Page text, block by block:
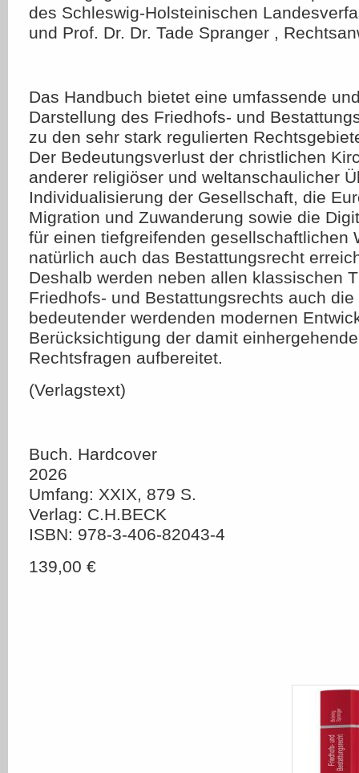
des Schleswig-Holsteinischen
und Prof. Dr. Dr. Tade Spranger ,
Das Handbuch bietet eine umfassende
Darstellung des Friedhofs- und
zu den sehr stark regulierten
Der Bedeutungsverlust der christlichen
anderer religiöser und weltanschaulicher
Individualisierung der Gesellschaft, die
Migration und Zuwanderung sowie die
für einen tiefgreifenden gesellschaftlichen
natürlich auch das Bestattungsrecht
Deshalb werden neben allen klassischen
Friedhofs- und Bestattungsrechts auch die
bedeutender werdenden modernen
Berücksichtigung der damit
Rechtsfragen aufbereitet.
(Verlagstext)
Buch. Hardcover
2026
Umfang: XXIX, 879 S.
Verlag: C.H.BECK
ISBN: 978-3-406-82043-4
139,00 €